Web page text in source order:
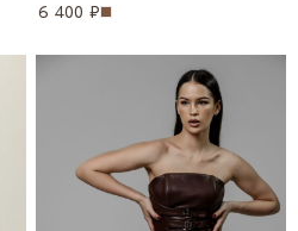
6 400 ₽